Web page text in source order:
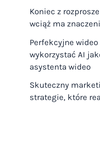
Koniec z
wciąż ma
Perfekcyjne
wykorzystać AI
asystenta wideo
Skuteczny
strategie, które